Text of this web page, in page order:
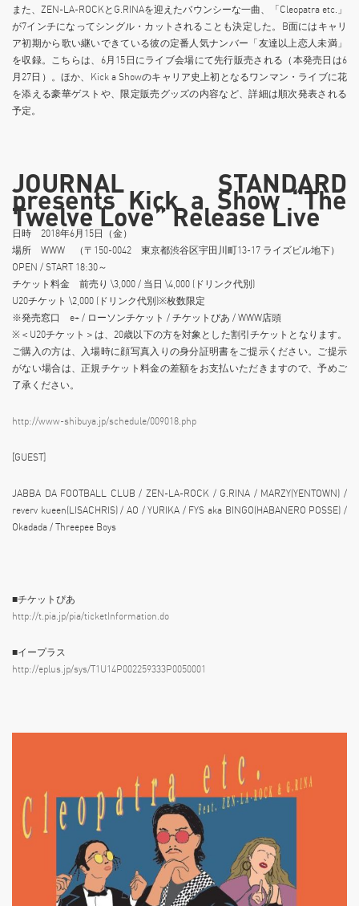
また、ZEN-LA-ROCKとG.RINAを迎えたバウンシーな一曲、「Cleopatra etc.」
が7インチになってシングル・カットされることも決定した。B面にはキャリ
ア初期から歌い継いできている彼の定番人気ナンバー「友達以上恋人未満」
を収録。こちらは、6月15日にライブ会場にて先行販売される（本発売日は6
月27日）。ほか、Kick a Showのキャリア史上初となるワンマン・ライブに花
を添える豪華ゲストや、限定販売グッズの内容など、詳細は順次発表される
予定。
JOURNAL STANDARD
presents Kick a Show “The
Twelve Love” Release Live
日時 2018年6月15日（金）
場所 WWW （〒150-0042 東京都渋谷区宇田川町13-17 ライズビル地下）
OPEN / START 18:30～
チケット料金 前売り \3,000 / 当日 \4,000 (ドリンク代別)
U20チケット \2,000 (ドリンク代別)※枚数限定
※発売窓口 e+ / ローソンチケット / チケットぴあ / WWW店頭
※＜U20チケット＞は、20歳以下の方を対象とした割引チケットとなります。
ご購入の方は、入場時に顔写真入りの身分証明書をご提示ください。ご提示
がない場合は、正規チケット料金の差額をお支払いただきますので、予めご
了承ください。
http://www-shibuya.jp/schedule/009018.php
[GUEST]
JABBA DA FOOTBALL CLUB / ZEN-LA-ROCK / G.RINA / MARZY(YENTOWN) /
reverv kueen(LISACHRIS) / AO / YURIKA / FYS aka BINGO(HABANERO POSSE) /
Okadada / Threepee Boys
■チケットぴあ
http://t.pia.jp/pia/ticketInformation.do
■イープラス
http://eplus.jp/sys/T1U14P002259333P0050001